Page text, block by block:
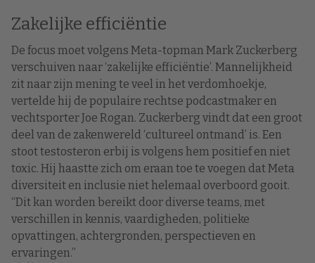
Zakelijke efficiëntie
De focus moet volgens Meta-topman Mark Zuckerberg
verschuiven naar ‘zakelijke efficiëntie’. Mannelijkheid
zit naar zijn mening te veel in het verdomhoekje,
vertelde hij de populaire rechtse podcastmaker en
vechtsporter Joe Rogan. Zuckerberg vindt dat een groot
deel van de zakenwereld ‘cultureel ontmand’ is. Een
stoot testosteron erbij is volgens hem positief en niet
toxic. Hij haastte zich om eraan toe te voegen dat Meta
diversiteit en inclusie niet helemaal overboord gooit.
“Dit kan worden bereikt door diverse teams, met
verschillen in kennis, vaardigheden, politieke
opvattingen, achtergronden, perspectieven en
ervaringen.”